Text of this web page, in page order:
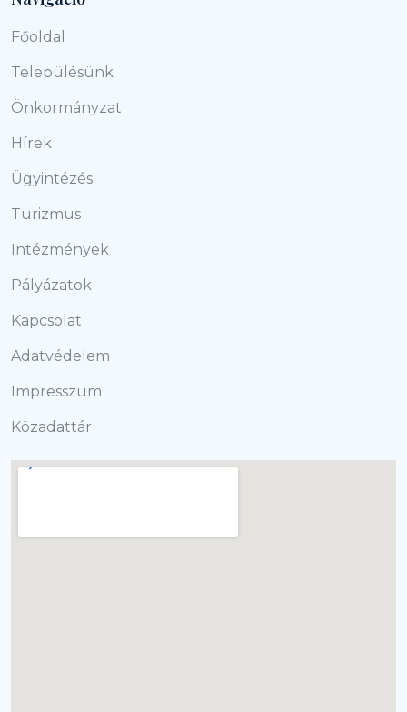
Főoldal
Településünk
Önkormányzat
Hírek
Ügyintézés
Turizmus
Intézmények
Pályázatok
Kapcsolat
Adatvédelem
Impresszum
Közadattár